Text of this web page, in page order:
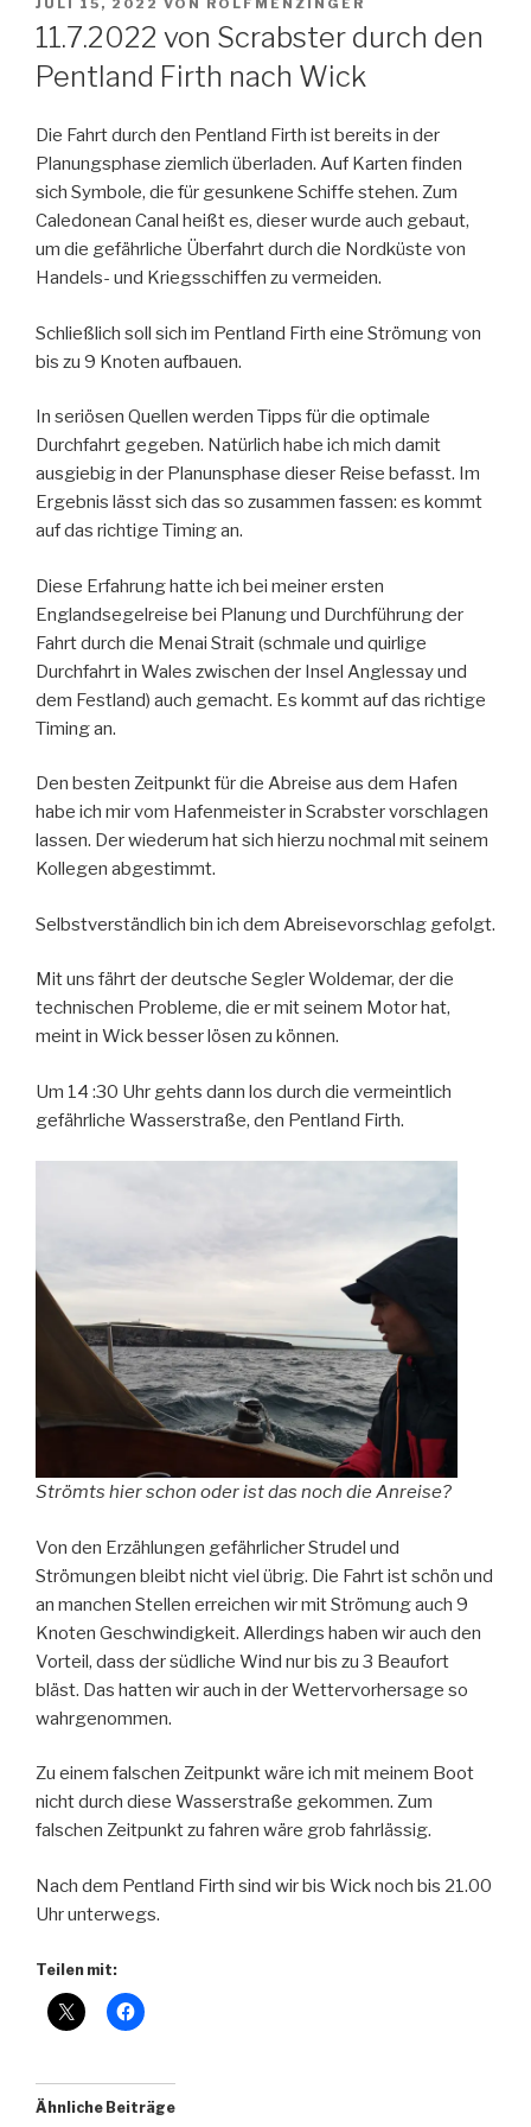
AM
JULI 15, 2022 VON ROLFMENZINGER
11.7.2022 von Scrabster durch den
Pentland Firth nach Wick
Die Fahrt durch den Pentland Firth ist bereits in der
Planungsphase ziemlich überladen. Auf Karten finden
sich Symbole, die für gesunkene Schiffe stehen. Zum
Caledonean Canal heißt es, dieser wurde auch gebaut,
um die gefährliche Überfahrt durch die Nordküste von
Handels- und Kriegsschiffen zu vermeiden.
Schließlich soll sich im Pentland Firth eine Strömung von
bis zu 9 Knoten aufbauen.
In seriösen Quellen werden Tipps für die optimale
Durchfahrt gegeben. Natürlich habe ich mich damit
ausgiebig in der Planunsphase dieser Reise befasst. Im
Ergebnis lässt sich das so zusammen fassen: es kommt
auf das richtige Timing an.
Diese Erfahrung hatte ich bei meiner ersten
Englandsegelreise bei Planung und Durchführung der
Fahrt durch die Menai Strait (schmale und quirlige
Durchfahrt in Wales zwischen der Insel Anglessay und
dem Festland) auch gemacht. Es kommt auf das richtige
Timing an.
Den besten Zeitpunkt für die Abreise aus dem Hafen
habe ich mir vom Hafenmeister in Scrabster vorschlagen
lassen. Der wiederum hat sich hierzu nochmal mit seinem
Kollegen abgestimmt.
Selbstverständlich bin ich dem Abreisevorschlag gefolgt.
Mit uns fährt der deutsche Segler Woldemar, der die
technischen Probleme, die er mit seinem Motor hat,
meint in Wick besser lösen zu können.
Um 14 :30 Uhr gehts dann los durch die vermeintlich
gefährliche Wasserstraße, den Pentland Firth.
Strömts hier schon oder ist das noch die Anreise?
Von den Erzählungen gefährlicher Strudel und
Strömungen bleibt nicht viel übrig. Die Fahrt ist schön und
an manchen Stellen erreichen wir mit Strömung auch 9
Knoten Geschwindigkeit. Allerdings haben wir auch den
Vorteil, dass der südliche Wind nur bis zu 3 Beaufort
bläst. Das hatten wir auch in der Wettervorhersage so
wahrgenommen.
Zu einem falschen Zeitpunkt wäre ich mit meinem Boot
nicht durch diese Wasserstraße gekommen. Zum
falschen Zeitpunkt zu fahren wäre grob fahrlässig.
Nach dem Pentland Firth sind wir bis Wick noch bis 21.00
Uhr unterwegs.
Teilen mit:
Ähnliche Beiträge